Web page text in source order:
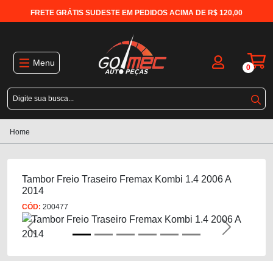
FRETE GRÁTIS SUDESTE EM PEDIDOS ACIMA DE R$ 120,00
Menu 0
Home
Tambor Freio Traseiro Fremax Kombi 1.4 2006 A
2014
CÓD: 200477
Previous Next